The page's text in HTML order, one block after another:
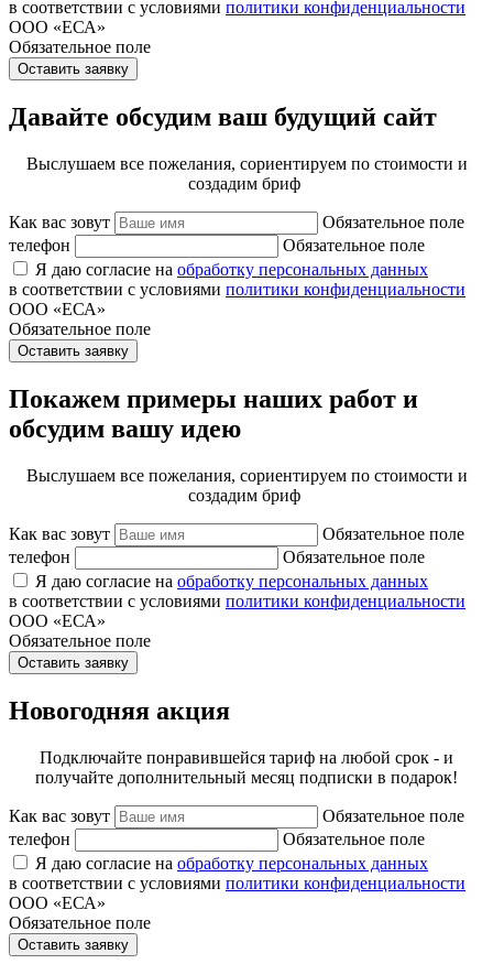
в соответствии с условиями политики конфиденциальности
ООО «ЕСА»
Обязательное поле
Оставить заявку
Давайте обсудим ваш будущий сайт
Выслушаем все пожелания, сориентируем по стоимости и
создадим бриф
Как вас зовут
Обязательное поле
телефон
Обязательное поле
Я даю согласие на обработку персональных данных
в соответствии с условиями политики конфиденциальности
ООО «ЕСА»
Обязательное поле
Оставить заявку
Покажем примеры наших работ и
обсудим вашу идею
Выслушаем все пожелания, сориентируем по стоимости и
создадим бриф
Как вас зовут
Обязательное поле
телефон
Обязательное поле
Я даю согласие на обработку персональных данных
в соответствии с условиями политики конфиденциальности
ООО «ЕСА»
Обязательное поле
Оставить заявку
Новогодняя акция
Подключайте понравившейся тариф на любой срок - и
получайте дополнительный месяц подписки в подарок!
Как вас зовут
Обязательное поле
телефон
Обязательное поле
Я даю согласие на обработку персональных данных
в соответствии с условиями политики конфиденциальности
ООО «ЕСА»
Обязательное поле
Оставить заявку